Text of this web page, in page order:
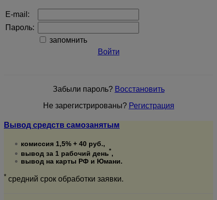
E-mail:
Пароль:
запомнить
Войти
Забыли пароль? Восстановить
Не зарегистрированы? Регистрация
Вывод средств самозанятым
комиссия 1,5% + 40 руб.,
вывод за 1 рабочий день*,
вывод на карты РФ и Юмани.
* средний срок обработки заявки.